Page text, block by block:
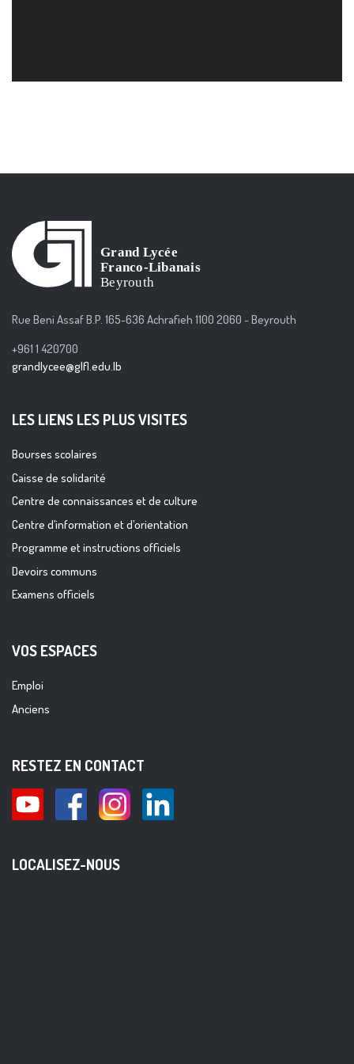
Rue Beni Assaf B.P. 165-636 Achrafieh 1100 2060 - Beyrouth
+961 1 420700
grandlycee@glfl.edu.lb
LES LIENS LES PLUS VISITES
Bourses scolaires
Caisse de solidarité
Centre de connaissances et de culture
Centre d’information et d’orientation
Programme et instructions officiels
Devoirs communs
Examens officiels
VOS ESPACES
Emploi
Anciens
RESTEZ EN CONTACT
LOCALISEZ-NOUS